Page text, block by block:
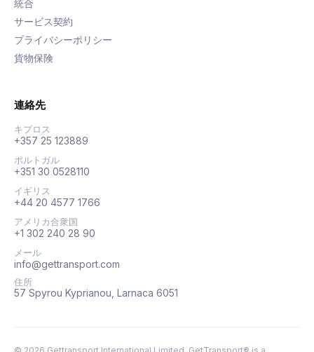
統合
サービス契約
プライバシーポリシー
貨物保険
連絡先
キプロス
+357 25 123889
ポルトガル
+351 30 0528110
イギリス
+44 20 4577 1766
アメリカ合衆国
+1 302 240 28 90
メール
info@gettransport.com
住所
57 Spyrou Kyprianou, Larnaca 6051